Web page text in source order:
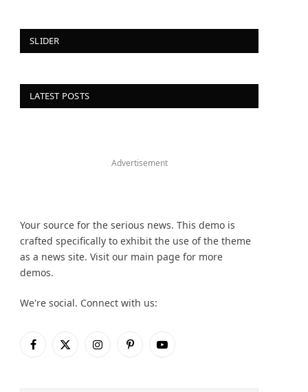
SLIDER
LATEST POSTS
Advertisement
Your source for the serious news. This demo is
crafted specifically to exhibit the use of the theme
as a news site. Visit our main page for more
demos.
We're social. Connect with us:
Facebook
X
InstagramPinterestYouTube